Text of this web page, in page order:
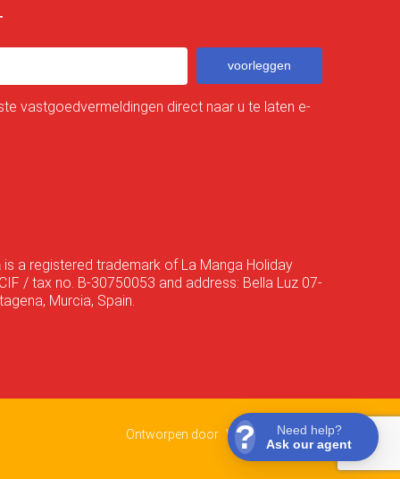
voorleggen
vastgoedvermeldingen direct naar u te laten e-
is a registered trademark of La Manga Holiday
/ tax no. B-30750053 and address: Bella Luz 07-
Murcia, Spain.
Ontworpen door VNBenny